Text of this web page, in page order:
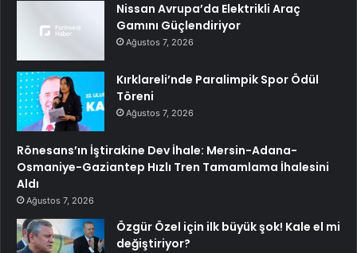
Nissan Avrupa’da Elektrikli Araç
Gamını Güçlendiriyor
Ağustos 7, 2026
Kırklareli’nde Paralimpik Spor Ödül
Töreni
Ağustos 7, 2026
Rönesans’ın İştirakine Dev İhale: Mersin-Adana-
Osmaniye-Gaziantep Hızlı Tren Tamamlama İhalesini
Aldı
Ağustos 7, 2026
Özgür Özel için ilk büyük şok! Kale el mi
değiştiriyor?